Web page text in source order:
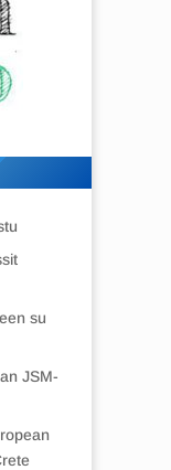
su
JSM-